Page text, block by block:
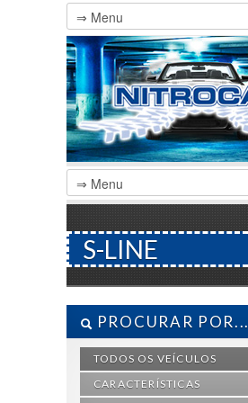
S-LINE
PROCURAR POR...
TODOS OS VEÍCULOS
CARACTERÍSTICAS